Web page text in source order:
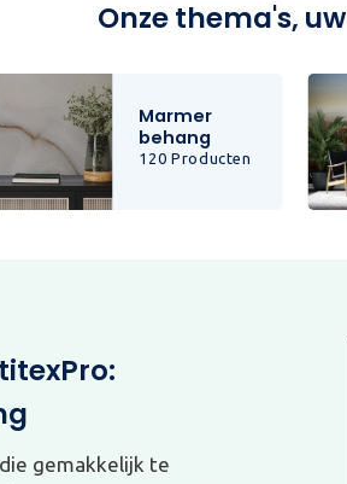
Onze thema's,
Marmer
behang
120 Producten
gemakkelijk te